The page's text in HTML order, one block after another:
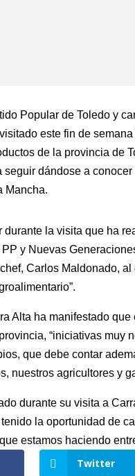
Popular de Toledo y
este fin de
de la provincia de
dándose a
Mancha.
la visita que ha
y Nuevas
Carlos Maldonado,
Alta ha manifestado
“iniciativas muy
que debe contar
nuestros agricultores y
durante su visita a
la oportunidad de
estamos haciendo
Twitter